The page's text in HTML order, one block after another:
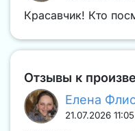
Красавчик! Кто
Отзывы к
Елена
21.07.2026 11:05